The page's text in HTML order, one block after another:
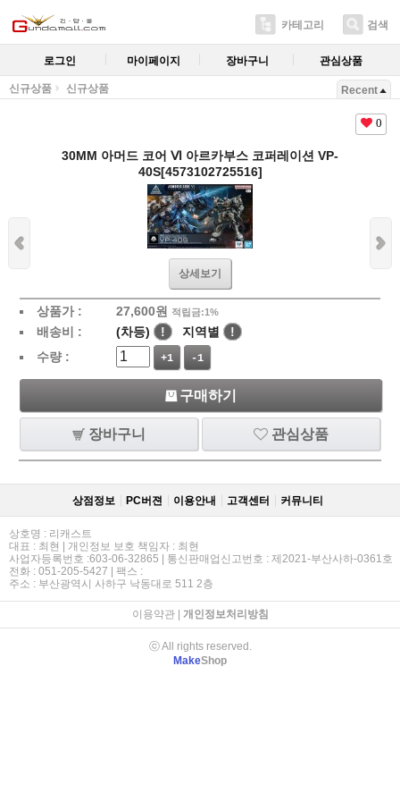
카테고리 검색
로그인 마이페이지 장바구니 관심상품
신규상품 신규상품 Recent
0
30MM 아머드 코어 Ⅵ 아르카부스 코퍼레이션 VP-
40S[4573102725516]
상세보기
상품가 : 27,600원 적립금:1%
배송비 : (차등) ! 지역별
!
수량 :
+1 -1
구매하기
장바구니 관심상품
상점정보 PC버젼 이용안내 고객센터 커뮤니티
상호명 : 리캐스트
대표 : 최현 | 개인정보 보호 책임자 : 최현
사업자등록번호 :603-06-32865 | 통신판매업신고번호 : 제2021-부산사하-0361호
전화 : 051-205-5427 | 팩스 :
주소 : 부산광역시 사하구 낙동대로 511 2층
이용약관| 개인정보처리방침
ⓒ All rights reserved.
MakeShop